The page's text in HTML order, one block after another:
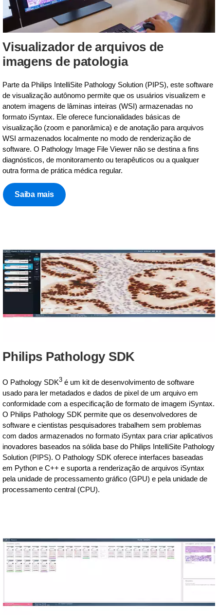
Visualizador de arquivos de
imagens de patologia
Parte da Philips IntelliSite Pathology Solution (PIPS), este software
de visualização autônomo permite que os usuários visualizem e
anotem imagens de lâminas inteiras (WSI) armazenadas no
formato iSyntax. Ele oferece funcionalidades básicas de
visualização (zoom e panorâmica) e de anotação para arquivos
WSI armazenados localmente no modo de renderização de
software. O Pathology Image File Viewer não se destina a fins
diagnósticos, de monitoramento ou terapêuticos ou a qualquer
outra forma de prática médica regular.
Saiba mais
Philips Pathology SDK
O Pathology SDK3 é um kit de desenvolvimento de software
usado para ler metadados e dados de pixel de um arquivo em
conformidade com a especificação de formato de imagem iSyntax.
O Philips Pathology SDK permite que os desenvolvedores de
software e cientistas pesquisadores trabalhem sem problemas
com dados armazenados no formato iSyntax para criar aplicativos
inovadores baseados na sólida base do Philips IntelliSite Pathology
Solution (PIPS). O Pathology SDK oferece interfaces baseadas
em Python e C++ e suporta a renderização de arquivos iSyntax
pela unidade de processamento gráfico (GPU) e pela unidade de
processamento central (CPU).